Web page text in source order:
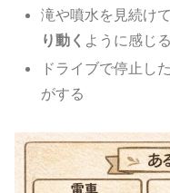
滝や噴水を見続け
り動く ように感じる
ドライブで停止し
がする